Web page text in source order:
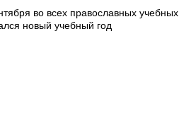
во всех православных учебных
новый учебный год